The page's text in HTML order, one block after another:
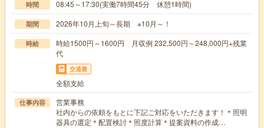
時間 08:45～17:30(実働7時間45分 休憩1時間)
期間 2026年10月上旬～長期 ※10月～！
時給
時給1500円～1600円 月収例 232,500円～248,000円+残業
代
交通費
全額支給
仕事内容
営業事務
社内からの依頼をもとに下記ご対応をいただきます！＊照明
器具の選定＊配置検討＊照度計算＊提案資料の作成…